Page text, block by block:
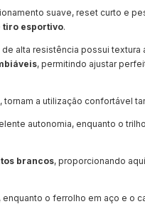
suave, reset curto e
tiro esportivo.
alta resistência possui textura
, permitindo ajustar
a utilização confortável
autonomia, enquanto o trilho
brancos, proporcionando
o ferrolho em aço e o